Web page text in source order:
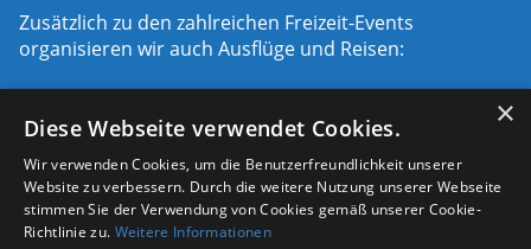
Zusätzlich zu den zahlreichen Freizeit-Events
organisieren wir auch Ausflüge und Reisen:
Mailand u.a.
Urlaubsreisen:Ski- Wander- Fahrrad- und
Urlaubsreisen
×
Diese Webseite verwendet Cookies.
Wir verwenden Cookies, um die Benutzerfreundlichkeit unserer
Website zu verbessern. Durch die weitere Nutzung unserer Webseite
stimmen Sie der Verwendung von Cookies gemäß unserer Cookie-
Richtlinie zu. Weitere Informationen